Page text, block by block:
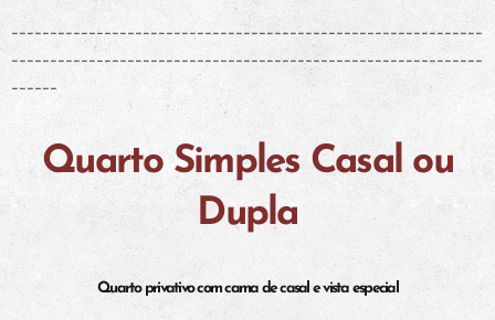
-------------------------------------------------------------
-------------------------------------------------------------
------
Quarto Simples Casal ou
Dupla
Quarto privativo com cama de casal e vista especial